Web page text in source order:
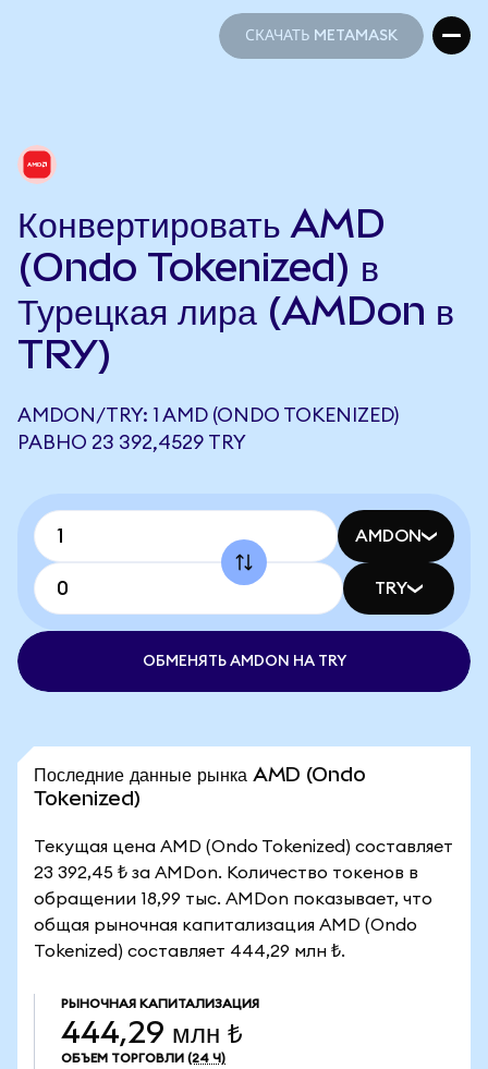
СКАЧАТЬ METAMASK
Конвертировать AMD
(Ondo Tokenized) в
Турецкая лира (AMDon в
TRY)
AMDON/TRY: 1 AMD (ONDO TOKENIZED)
РАВНО 23 392,4529 TRY
AMDON
TRY
ОБМЕНЯТЬ AMDON НА TRY
Последние данные рынка AMD (Ondo
Tokenized)
Текущая цена AMD (Ondo Tokenized) составляет
23 392,45 ₺ за AMDon. Количество токенов в
обращении 18,99 тыс. AMDon показывает, что
общая рыночная капитализация AMD (Ondo
Tokenized) составляет 444,29 млн ₺.
РЫНОЧНАЯ КАПИТАЛИЗАЦИЯ
444,29 млн ₺
ОБЪЕМ ТОРГОВЛИ (24 Ч)